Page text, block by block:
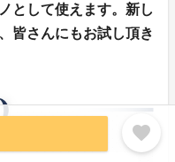
favorite
として使えます。新し
皆さんにもお試し頂き